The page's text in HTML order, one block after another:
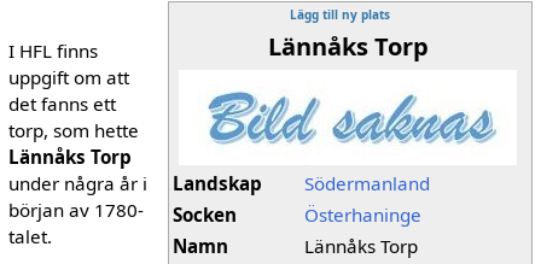
Lägg till ny plats
Lännåks Torp
Landskap
Södermanland
Socken
Österhaninge
Namn
Lännåks Torp
I HFL finns
uppgift om att
det fanns ett
torp, som hette
Lännåks Torp
under några år i
början av 1780-
talet.